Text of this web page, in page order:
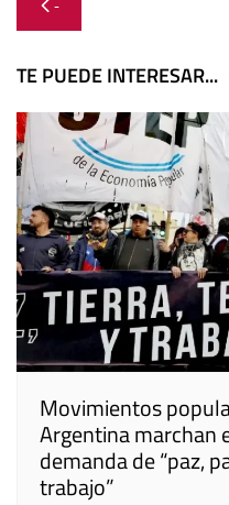
de
entradas
-
TE PUEDE INTERESAR...
Movimientos
Argentina marchan
demanda de “paz,
trabajo”